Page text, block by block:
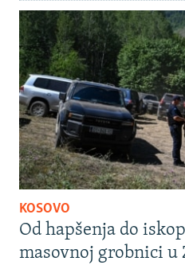
KOSOVO
Od hapšenja do
masovnoj grobnici u